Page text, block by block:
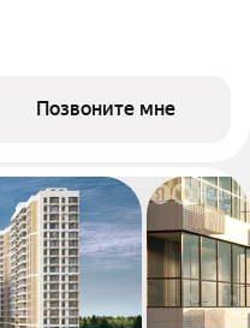
Позвоните мне